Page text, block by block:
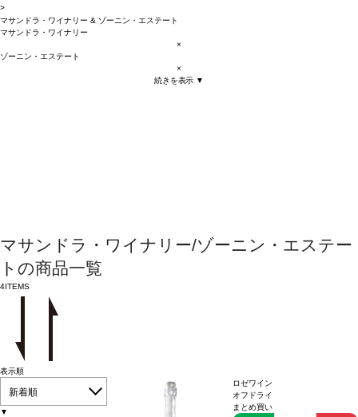
>
マサンドラ・ワイナリー & ゾーニン・エステート
マサンドラ・ワイナリー
×
ゾーニン・エステート
×
続きを表示 ▼
マサンドラ・ワイナリー/ゾーニン・エステー
トの商品一覧
4ITEMS
表示順
新着順
▼
ロゼワイン
オフドライ
まとめ買い